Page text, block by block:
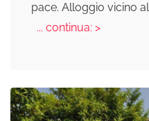
pace. Alloggio vicino
... continua: >